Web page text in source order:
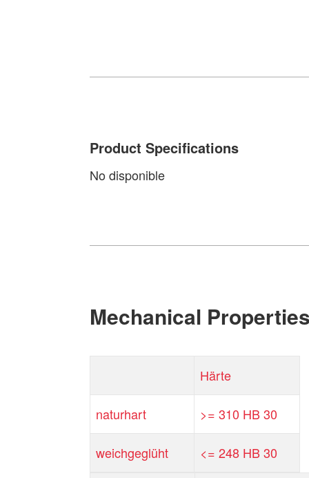
Product Specifications
No disponible
Mechanical
Härte
naturhart >= 310 HB 30
weichgeglüht <= 248 HB 30